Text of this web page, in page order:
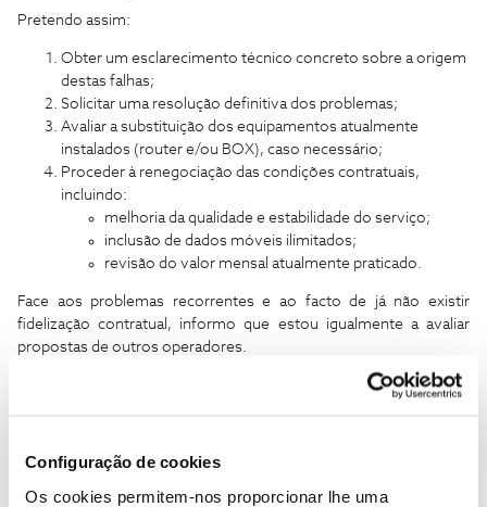
Configuração de cookies
Os cookies permitem-nos proporcionar lhe uma
Pretendo assim:
Obter um esclarecimento técnico concreto sobre a origem
destas falhas;
Solicitar uma resolução definitiva dos problemas;
Avaliar a substituição dos equipamentos atualmente
instalados (router e/ou BOX), caso necessário;
Proceder à renegociação das condições contratuais,
incluindo:
melhoria da qualidade e estabilidade do serviço;
inclusão de dados móveis ilimitados;
revisão do valor mensal atualmente praticado.
Face aos problemas recorrentes e ao facto de já não existir
fidelização contratual, informo que estou igualmente a avaliar
propostas de outros operadores.
Solicito, por favor, uma resposta célere e uma proposta concreta
Luis Coelho